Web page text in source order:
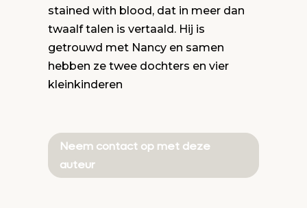
stained with blood, dat in meer dan
twaalf talen is vertaald. Hij is
getrouwd met Nancy en samen
hebben ze twee dochters en vier
kleinkinderen
Neem contact op met deze
auteur